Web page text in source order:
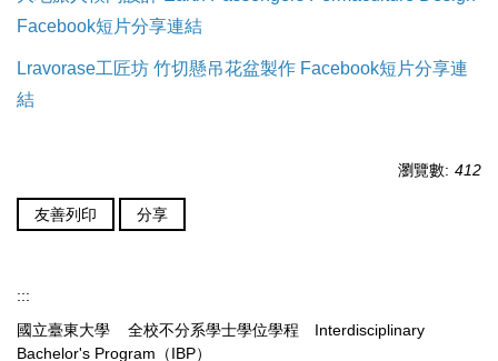
Facebook短片分享連結
Lravorase工匠坊 竹切懸吊花盆製作 Facebook短片分享連
結
瀏覽數: 412
友善列印 分享
:::
國立臺東大學 全校不分系學士學位學程 Interdisciplinary
Bachelor's Program（IBP）